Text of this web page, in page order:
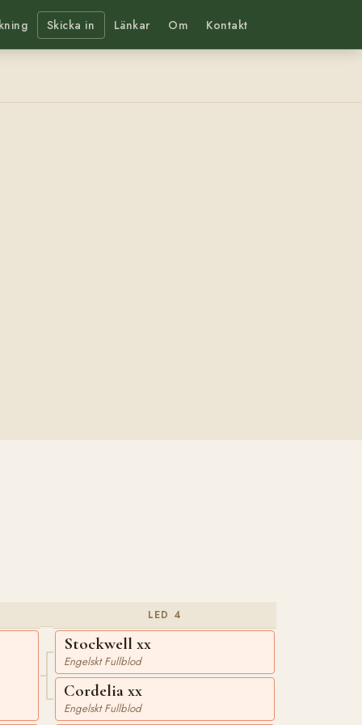
Skicka in Länkar Om Kontakt
LED 4
Stockwell xx
Engelskt Fullblod
Cordelia xx
Engelskt Fullblod